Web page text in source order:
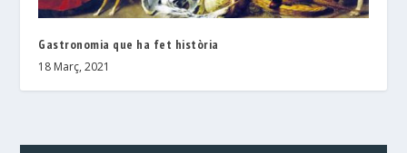
Gastronomia que ha fet història
18 Març, 2021